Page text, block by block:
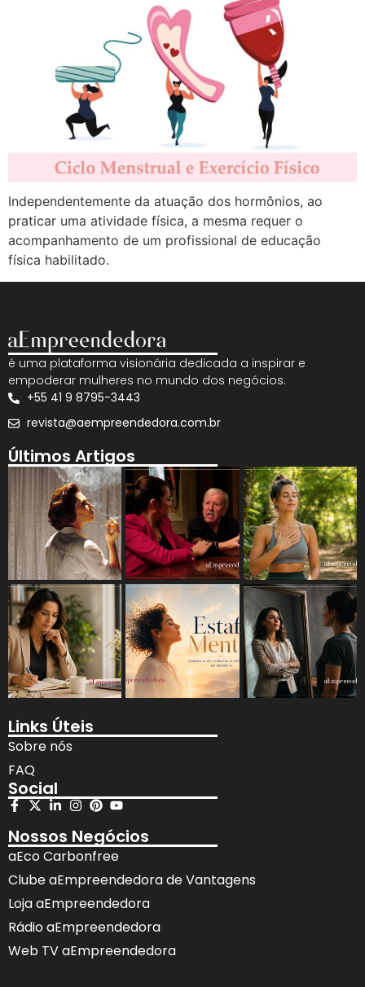
Independentemente da atuação dos hormônios, ao
praticar uma atividade física, a mesma requer o
acompanhamento de um profissional de educação
física habilitado.
é uma plataforma visionária dedicada a inspirar e
empoderar mulheres no mundo dos negócios.
+55 41 9 8795-3443
revista@aempreendedora.com.br
Últimos Artigos
Links Úteis
Sobre nós
FAQ
Social
Nossos Negócios
aEco Carbonfree
Clube aEmpreendedora de Vantagens
Loja aEmpreendedora
Rádio aEmpreendedora
Web TV aEmpreendedora